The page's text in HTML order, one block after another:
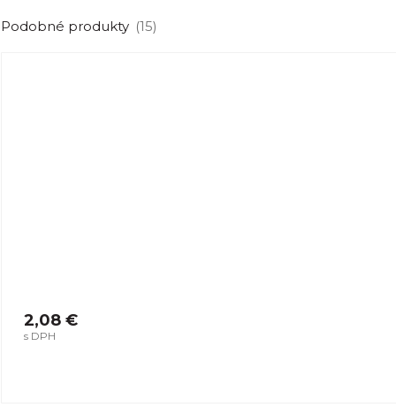
Podobné produkty (15)
2,08 €
s DPH